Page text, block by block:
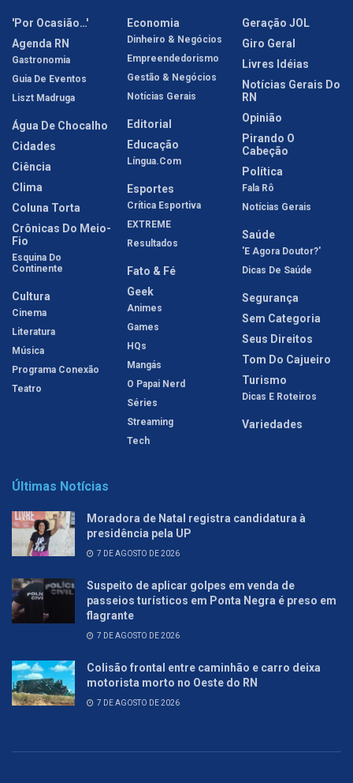
'Por Ocasião…'
Agenda RN
Gastronomia
Guia De Eventos
Liszt Madruga
Água De Chocalho
Cidades
Ciência
Clima
Coluna Torta
Crônicas Do Meio-
Fio
Esquina Do
Continente
Cultura
Cinema
Literatura
Música
Programa Conexão
Teatro
Economia
Dinheiro & Negócios
Empreendedorismo
Gestão & Negócios
Notícias Gerais
Editorial
Educação
Língua.com
Esportes
Crítica Esportiva
EXTREME
Resultados
Fato & Fé
Geek
Animes
Games
HQs
Mangás
O Papai Nerd
Séries
Streaming
Tech
Geração JOL
Giro Geral
Livres Idéias
Notícias Gerais Do
RN
Opinião
Pirando O
Cabeção
Política
Fala Rô
Notícias Gerais
Saúde
'E Agora Doutor?'
Dicas De Saúde
Segurança
Sem Categoria
Seus Direitos
Tom Do Cajueiro
Turismo
Dicas E Roteiros
Variedades
Últimas Notícias
Moradora de Natal registra candidatura à
presidência pela UP
7 DE AGOSTO DE 2026
Suspeito de aplicar golpes em venda de
passeios turísticos em Ponta Negra é preso em
flagrante
7 DE AGOSTO DE 2026
Colisão frontal entre caminhão e carro deixa
motorista morto no Oeste do RN
7 DE AGOSTO DE 2026